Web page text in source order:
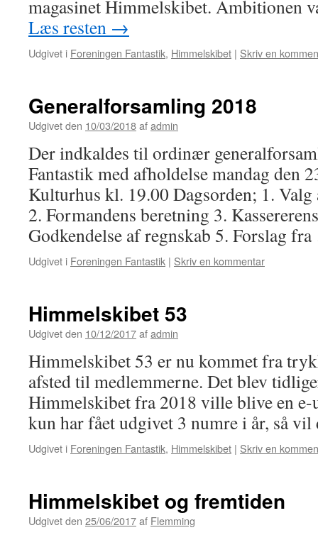
magasinet Himmelskibet. Ambitionen
Læs resten →
Udgivet i Foreningen Fantastik, Himmelskibet | Skriv en
Generalforsamling 2018
Udgivet den 10/03/2018afadmin
Der indkaldes til ordinær
Fantastik med afholdelse mandag den
Kulturhus kl. 19.00 Dagsorden; 1.
2. Formandens beretning 3.
Godkendelse af regnskab 5. Forslag
Udgivet i Foreningen Fantastik | Skriv en kommentar
Himmelskibet 53
Udgivet den 10/12/2017afadmin
Himmelskibet 53 er nu kommet fra
afsted til medlemmerne. Det blev
Himmelskibet fra 2018 ville blive en e-
kun har fået udgivet 3 numre i år, så
Udgivet i Foreningen Fantastik, Himmelskibet | Skriv en
Himmelskibet og fremtiden
Udgivet den 25/06/2017af Flemming